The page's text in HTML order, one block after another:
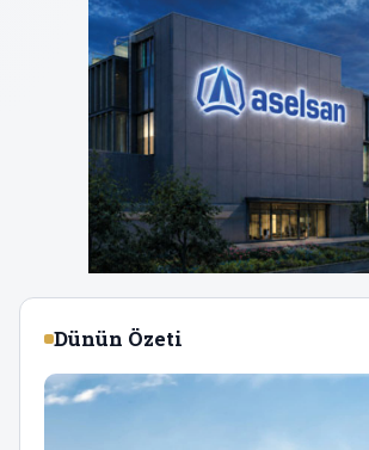
Dünün Özeti